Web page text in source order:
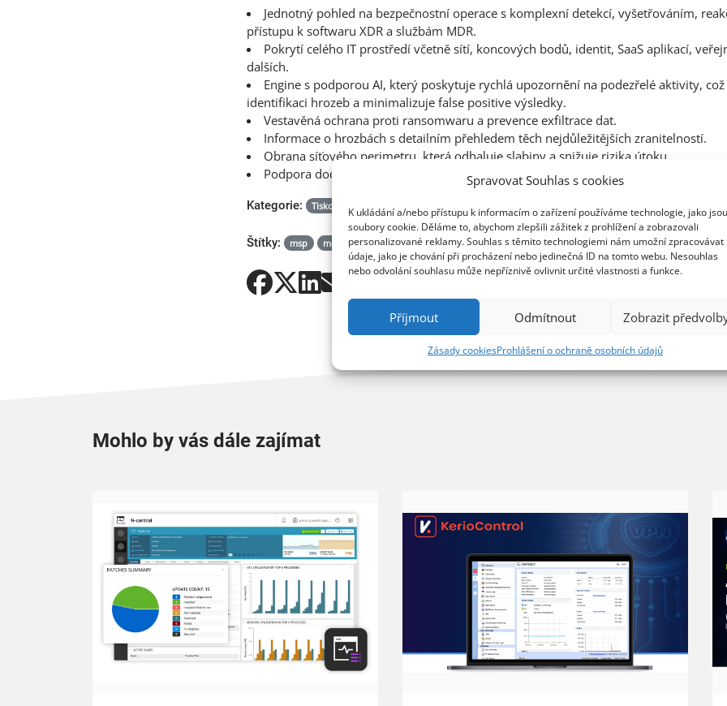
Spravovat Souhlas s cookies
K ukládání a/nebo přístupu k informacím o zařízení používáme technologie, jako jsou
soubory cookie. Děláme to, abychom zlepšili zážitek z prohlížení a zobrazovali
personalizované reklamy. Souhlas s těmito technologiemi nám umožní zpracovávat
údaje, jako je chování při procházení nebo jedinečná ID na tomto webu. Nesouhlas
nebo odvolání souhlasu může nepříznivě ovlivnit určité vlastnosti a funkce.
Příjmout Odmítnout Zobrazit
Zásady cookiesProhlášení o ochraně osobních údajů
Jednotný pohled na bezpečnostní operace s komplexní detekcí, vyšetřováním,
přístupu k softwaru XDR a službám MDR.
Pokrytí celého IT prostředí včetně sítí, koncových bodů, identit, SaaS aplikací,
dalších.
Engine s podporou AI, který poskytuje rychlá upozornění na podezřelé aktivity,
identifikaci hrozeb a minimalizuje false positive výsledky.
Vestavěná ochrana proti ransomwaru a prevence exfiltrace dat.
Informace o hrozbách s detailním přehledem těch nejdůležitějších zranitelností.
Obrana síťového perimetru, která odhaluje slabiny a snižuje rizika útoku.
Podpora dodržování předpisů pro všeobecné i specifické pracovní postupy.
Kategorie: Tiskové zprávy Novinky N-able
Štítky: msp mdr siem xdr
Mohlo by vás dále zajímat